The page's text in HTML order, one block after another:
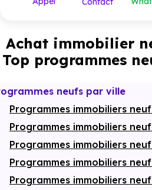
15
Achat immobilier
Top programmes
neufs par ville
Programmes immobiliers
Programmes immobiliers
Programmes immobiliers
Programmes immobiliers
Programmes immobiliers